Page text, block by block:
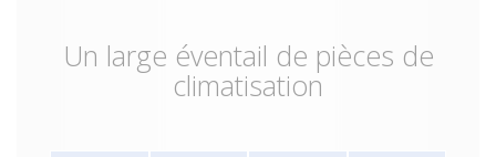
Un large éventail de pièces de
climatisation